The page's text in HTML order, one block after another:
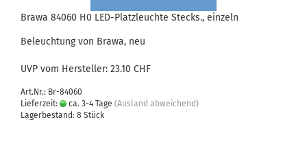
Brawa 84060 H0 LED-Platzleuchte Stecks., einzeln
Beleuchtung von Brawa, neu
UVP vom Hersteller: 23.10 CHF
Art.Nr.: Br-84060
Lieferzeit:
ca. 3-4 Tage (Ausland abweichend)
Lagerbestand: 8 Stück